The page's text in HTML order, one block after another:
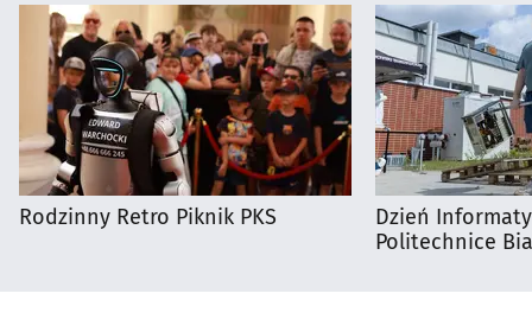
Rodzinny Retro Piknik PKS
Dzień
Politechnice